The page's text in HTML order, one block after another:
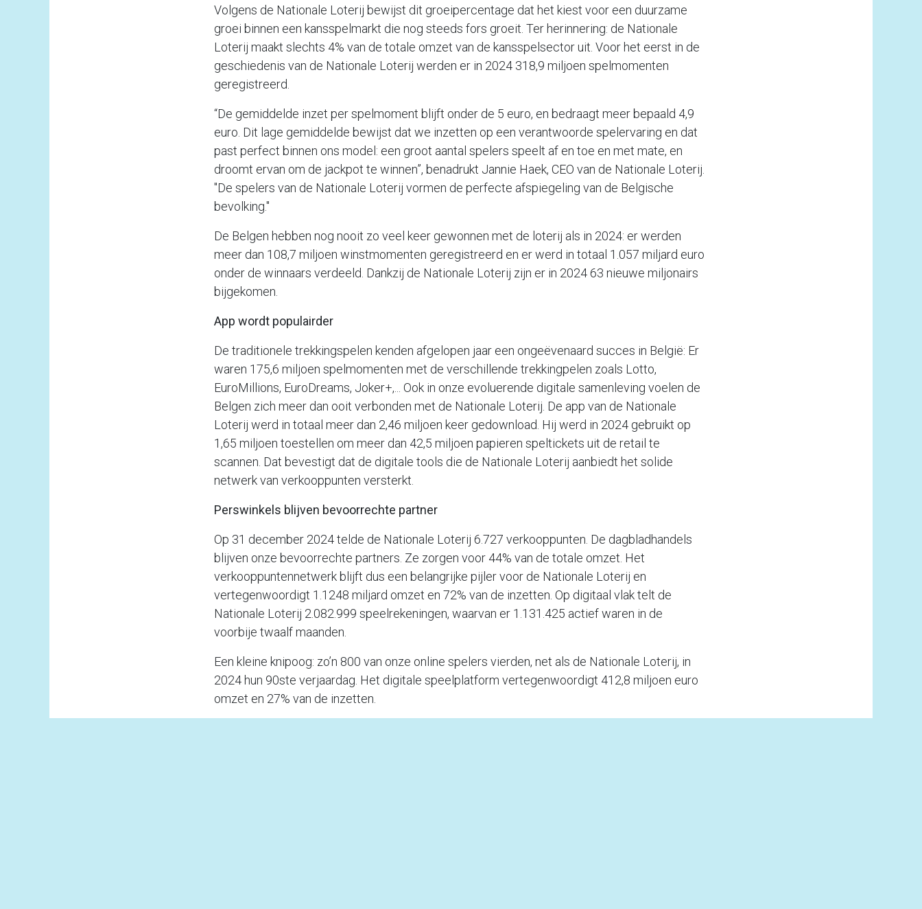
Volgens de Nationale Loterij bewijst dit groeipercentage dat het kiest voor een duurzame
groei binnen een kansspelmarkt die nog steeds fors groeit. Ter herinnering: de Nationale
Loterij maakt slechts 4% van de totale omzet van de kansspelsector uit. Voor het eerst in de
geschiedenis van de Nationale Loterij werden er in 2024 318,9 miljoen spelmomenten
geregistreerd.
“De gemiddelde inzet per spelmoment blijft onder de 5 euro, en bedraagt meer bepaald 4,9
euro. Dit lage gemiddelde bewijst dat we inzetten op een verantwoorde spelervaring en dat
past perfect binnen ons model: een groot aantal spelers speelt af en toe en met mate, en
droomt ervan om de jackpot te winnen”, benadrukt Jannie Haek, CEO van de Nationale Loterij.
"De spelers van de Nationale Loterij vormen de perfecte afspiegeling van de Belgische
bevolking."
De Belgen hebben nog nooit zo veel keer gewonnen met de loterij als in 2024: er werden
meer dan 108,7 miljoen winstmomenten geregistreerd en er werd in totaal 1.057 miljard euro
onder de winnaars verdeeld. Dankzij de Nationale Loterij zijn er in 2024 63 nieuwe miljonairs
bijgekomen.
App wordt populairder
De traditionele trekkingspelen kenden afgelopen jaar een ongeëvenaard succes in België: Er
waren 175,6 miljoen spelmomenten met de verschillende trekkingpelen zoals Lotto,
EuroMillions, EuroDreams, Joker+,... Ook in onze evoluerende digitale samenleving voelen de
Belgen zich meer dan ooit verbonden met de Nationale Loterij. De app van de Nationale
Loterij werd in totaal meer dan 2,46 miljoen keer gedownload. Hij werd in 2024 gebruikt op
1,65 miljoen toestellen om meer dan 42,5 miljoen papieren speltickets uit de retail te
scannen. Dat bevestigt dat de digitale tools die de Nationale Loterij aanbiedt het solide
netwerk van verkooppunten versterkt.
Perswinkels blijven bevoorrechte partner
Op 31 december 2024 telde de Nationale Loterij 6.727 verkooppunten. De dagbladhandels
blijven onze bevoorrechte partners. Ze zorgen voor 44% van de totale omzet. Het
verkooppuntennetwerk blijft dus een belangrijke pijler voor de Nationale Loterij en
vertegenwoordigt 1.1248 miljard omzet en 72% van de inzetten. Op digitaal vlak telt de
Nationale Loterij 2.082.999 speelrekeningen, waarvan er 1.131.425 actief waren in de
voorbije twaalf maanden.
Een kleine knipoog: zo’n 800 van onze online spelers vierden, net als de Nationale Loterij, in
2024 hun 90ste verjaardag. Het digitale speelplatform vertegenwoordigt 412,8 miljoen euro
omzet en 27% van de inzetten.